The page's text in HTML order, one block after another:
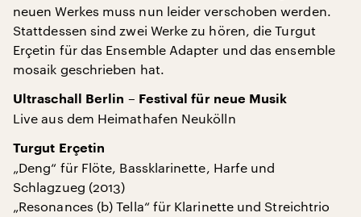
neuen Werkes muss nun leider verschoben werden.
Stattdessen sind zwei Werke zu hören, die Turgut
Erçetin für das Ensemble Adapter und das ensemble
mosaik geschrieben hat.
Ultraschall Berlin – Festival für neue Musik
Live aus dem Heimathafen Neukölln
Turgut Erçetin
„Deng“ für Flöte, Bassklarinette, Harfe und
Schlagzueg (2013)
„Resonances (b) Tella“ für Klarinette und Streichtrio